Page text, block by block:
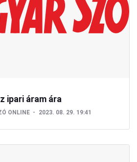
ipari áram ára
ONLINE 2023. 08. 29. 19:41